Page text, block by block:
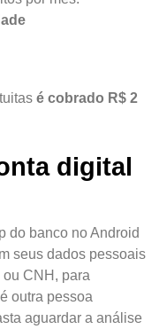
é cobrado R$ 2
digital
do banco no Android
seus dados pessoais
CNH, para
outra pessoa
aguardar a análise